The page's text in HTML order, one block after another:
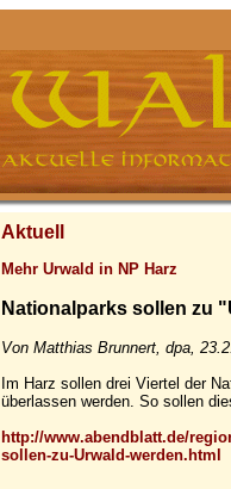
Aktuell
Mehr Urwald in NP Harz
Nationalparks sollen zu
Von Matthias Brunnert, dpa,
Im Harz sollen drei Viertel der
überlassen werden. So sollen
http://www.abendblatt.de/
sollen-zu-Urwald-werden.html